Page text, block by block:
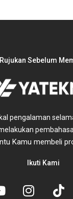
Rujukan Sebelum
pengalaman
Kamu membeli
Ikuti Kami